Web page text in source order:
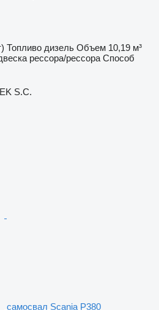
Топливо дизель Объем 10,19 м³
рессора/рессора Способ
S.C.
самосвал Scania P380